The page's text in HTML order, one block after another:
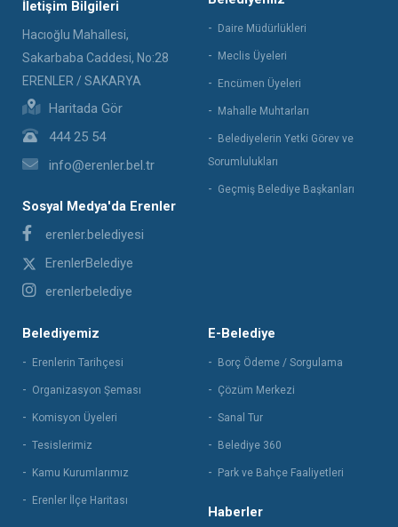
İletişim Bilgileri
Hacıoğlu Mahallesi,
Sakarbaba Caddesi, No:28
ERENLER / SAKARYA
Haritada Gör
444 25 54
info@erenler.bel.tr
Sosyal Medya'da Erenler
erenler.belediyesi
ErenlerBelediye
erenlerbelediye
Daire Müdürlükleri
Meclis Üyeleri
Encümen Üyeleri
Mahalle Muhtarları
Belediyelerin Yetki Görev ve
Sorumlulukları
Geçmiş Belediye Başkanları
Belediyemiz
Erenlerin Tarihçesi
Organizasyon Şeması
Komisyon Üyeleri
Tesislerimiz
Kamu Kurumlarımız
Erenler İlçe Haritası
E-Belediye
Borç Ödeme / Sorgulama
Çözüm Merkezi
Sanal Tur
Belediye 360
Park ve Bahçe Faaliyetleri
Haberler